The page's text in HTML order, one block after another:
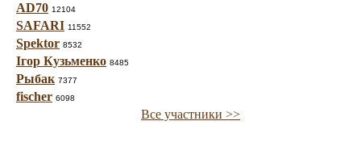
AD70 12104
SAFARI 11552
Spektor 8532
Ігор Кузьменко 8485
Рыбак 7377
fischer 6098
Все участники >>